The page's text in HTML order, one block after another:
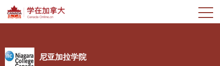
尼亚加拉学院